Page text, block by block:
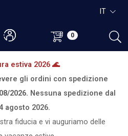
0
IT
estiva 2026 🌊
gli ordini con spedizione
2026. Nessuna spedizione dal
agosto 2026.
fiducia e vi auguriamo delle